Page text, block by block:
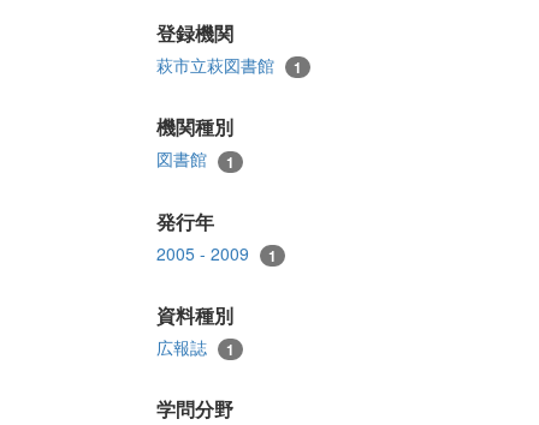
登録機関
萩市立萩図書館 1
機関種別
図書館 1
発行年
2005 - 2009 1
資料種別
広報誌 1
学問分野